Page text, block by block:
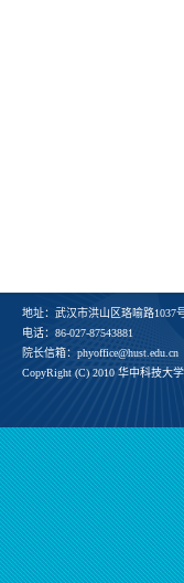
地址：武汉市洪山区珞喻路1037
电话：86-027-87543881
院长信箱：phyoffice@hust.edu.cn
CopyRight (C) 2010 华中科技大